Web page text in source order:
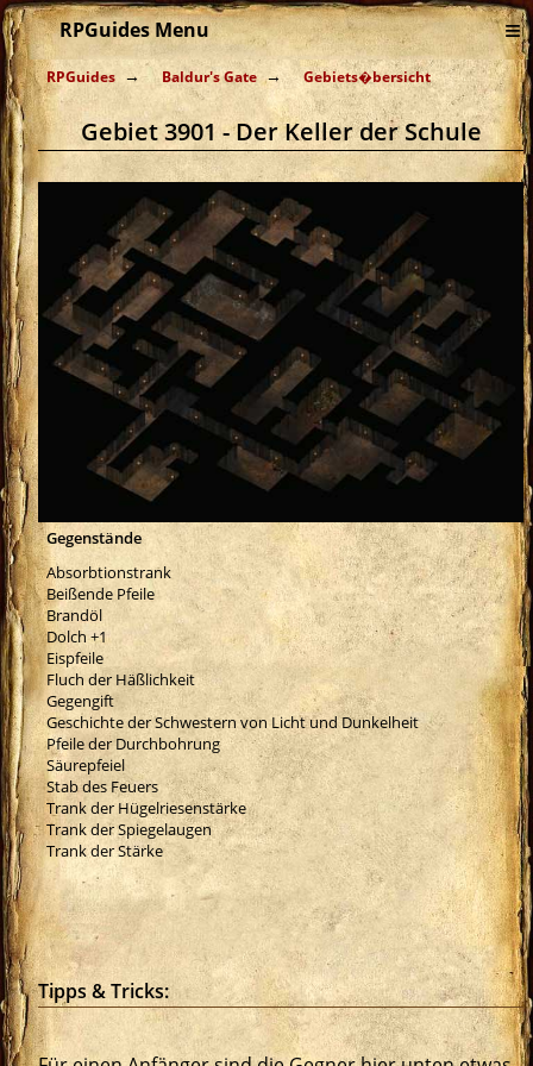
RPGuides Menu ≡
RPGuides Baldur's Gate Gebiets�bersicht
Gebiet 3901 - Der Keller der Schule
Gegenstände
Absorbtionstrank
Beißende Pfeile
Brandöl
Dolch +1
Eispfeile
Fluch der Häßlichkeit
Gegengift
Geschichte der Schwestern von Licht und Dunkelheit
Pfeile der Durchbohrung
Säurepfeiel
Stab des Feuers
Trank der Hügelriesenstärke
Trank der Spiegelaugen
Trank der Stärke
Tipps & Tricks: